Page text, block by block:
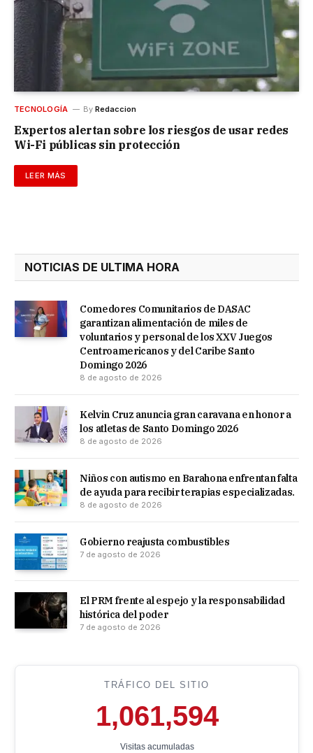
TECNOLOGÍA By Redaccion
Expertos alertan sobre los riesgos de usar redes
Wi-Fi públicas sin protección
LEER MÁS
NOTICIAS DE ULTIMA HORA
Comedores Comunitarios de DASAC
garantizan alimentación de miles de
voluntarios y personal de los XXV Juegos
Centroamericanos y del Caribe Santo
Domingo 2026
8 de agosto de 2026
Kelvin Cruz anuncia gran caravana en honor a
los atletas de Santo Domingo 2026
8 de agosto de 2026
Niños con autismo en Barahona enfrentan falta
de ayuda para recibir terapias especializadas.
8 de agosto de 2026
Gobierno reajusta combustibles
7 de agosto de 2026
El PRM frente al espejo y la responsabilidad
histórica del poder
7 de agosto de 2026
TRÁFICO DEL SITIO
1,061,594
Visitas acumuladas